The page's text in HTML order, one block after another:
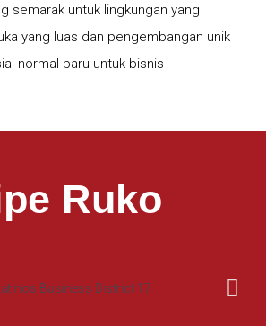
semarak untuk lingkungan yang
yang luas dan pengembangan unik
normal baru untuk bisnis
Ruko